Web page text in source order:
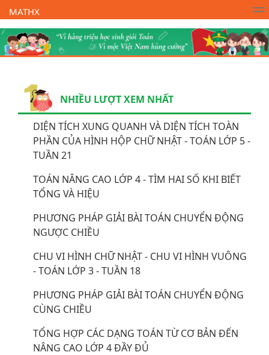
MATHX
Trường Toán Online MATHX Học toán - Lớp 1
NHIỀU LƯỢT XEM NHẤT
DIỆN TÍCH XUNG QUANH VÀ DIỆN TÍCH TOÀN
PHẦN CỦA HÌNH HỘP CHỮ NHẬT - TOÁN LỚP 5 -
TUẦN 21
TOÁN NÂNG CAO LỚP 4 - TÌM HAI SỐ KHI BIẾT
TỔNG VÀ HIỆU
PHƯƠNG PHÁP GIẢI BÀI TOÁN CHUYỂN ĐỘNG
NGƯỢC CHIỀU
CHU VI HÌNH CHỮ NHẬT - CHU VI HÌNH VUÔNG
- TOÁN LỚP 3 - TUẦN 18
PHƯƠNG PHÁP GIẢI BÀI TOÁN CHUYỂN ĐỘNG
CÙNG CHIỀU
TỔNG HỢP CÁC DẠNG TOÁN TỪ CƠ BẢN ĐẾN
NÂNG CAO LỚP 4 ĐẦY ĐỦ